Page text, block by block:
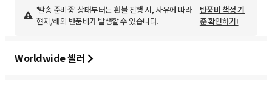
'발송 준비중' 상태부터는 환불 진행 시, 사유에 따라
현지/해외 반품비가 발생할 수 있습니다.
반품비 책정 기
준 확인하기!
Worldwide 셀러